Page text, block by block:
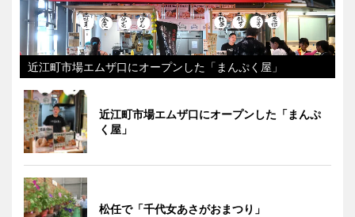
近江町市場エムザ口にオープンした「まんぷく屋」
近江町市場エムザ口にオープンした「まんぷ
く屋」
松任で「千代女あさがおまつり」